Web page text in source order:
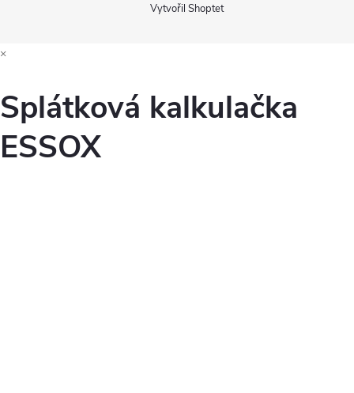
Vytvořil Shoptet
×
Splátková kalkulačka
ESSOX